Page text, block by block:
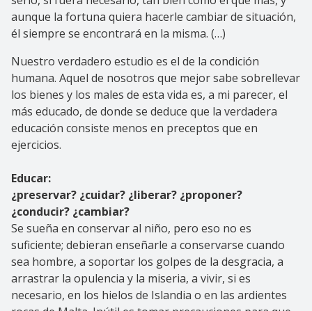
aunque la fortuna quiera hacerle cambiar de situación,
él siempre se encontrará en la misma. (…)
Nuestro verdadero estudio es el de la condición
humana. Aquel de nosotros que mejor sabe sobrellevar
los bienes y los males de esta vida es, a mi parecer, el
más educado, de donde se deduce que la verdadera
educación consiste menos en preceptos que en
ejercicios.
Educar:
¿preservar? ¿cuidar? ¿liberar? ¿proponer?
¿conducir? ¿cambiar?
Se sueña en conservar al niño, pero eso no es
suficiente; debieran enseñarle a conservarse cuando
sea hombre, a soportar los golpes de la desgracia, a
arrastrar la opulencia y la miseria, a vivir, si es
necesario, en los hielos de Islandia o en las ardientes